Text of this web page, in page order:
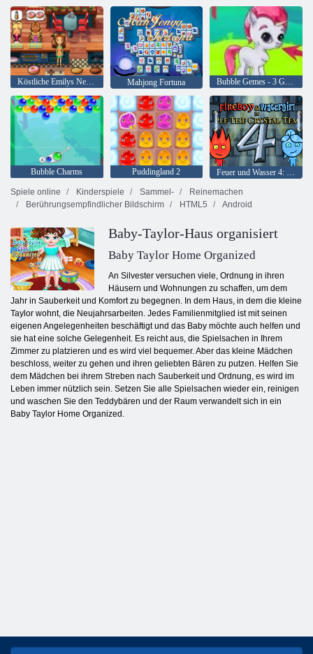
Köstliche Emilys New Beginning Mahjong Fortuna Bubble Gemes - 3 Gewinnt
Bubble Charms Puddingland 2
Feuer und Wasser 4: Kristalltempel
Spiele online
Kinderspiele Sammel-
Reinemachen
Berührungsempfindlicher Bildschirm
HTML5 Android
Baby-Taylor-Haus organisiert
Baby Taylor Home Organized
An Silvester versuchen viele, Ordnung in ihren
Häusern und Wohnungen zu schaffen, um dem
Jahr in Sauberkeit und Komfort zu begegnen. In dem Haus, in dem die kleine
Taylor wohnt, die Neujahrsarbeiten. Jedes Familienmitglied ist mit seinen
eigenen Angelegenheiten beschäftigt und das Baby möchte auch helfen und
sie hat eine solche Gelegenheit. Es reicht aus, die Spielsachen in Ihrem
Zimmer zu platzieren und es wird viel bequemer. Aber das kleine Mädchen
beschloss, weiter zu gehen und ihren geliebten Bären zu putzen. Helfen Sie
dem Mädchen bei ihrem Streben nach Sauberkeit und Ordnung, es wird im
Leben immer nützlich sein. Setzen Sie alle Spielsachen wieder ein, reinigen
und waschen Sie den Teddybären und der Raum verwandelt sich in ein
Baby Taylor Home Organized.